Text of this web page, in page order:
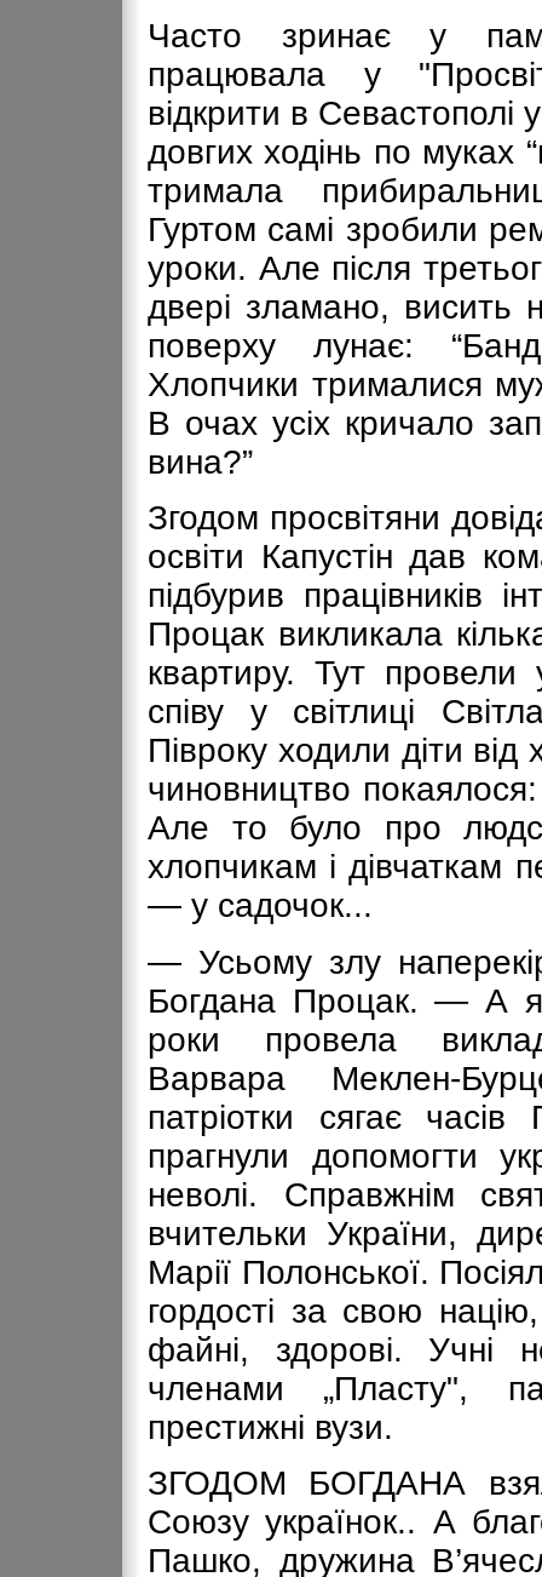
Часто зринає у
працювала у
відкрити в Севастополі
довгих ходінь по муках
тримала
Гуртом самі зробили
уроки. Але після
двері зламано, висить
поверху лунає:
Хлопчики трималися
В очах усіх кричало
вина?”
Згодом просвітяни
освіти Капустін дав
підбурив працівників
Процак викликала
квартиру. Тут провели
співу у світлиці
Півроку ходили діти від
чиновництво
Але то було про
хлопчикам і дівчаткам
— у садочок...
— Усьому злу
Богдана Процак. — А
роки провела
Варвара Меклен-
патріотки сягає
прагнули допомогти
неволі. Справжнім
вчительки України,
Марії Полонської.
гордості за свою
файні, здорові. Учні
членами „Пласту",
престижні вузи.
ЗГОДОМ БОГДАНА
Союзу українок.. А
Пашко, дружина